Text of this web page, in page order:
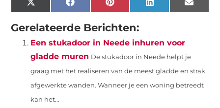
X
(Twitter)
FacebookPinterestLinkedInEmail
Gerelateerde Berichten:
Een stukadoor in Neede inhuren voor
gladde muren De stukadoor in Neede helpt je
graag met het realiseren van de meest gladde en strak
afgewerkte wanden. Wanneer je een woning betreedt
kan het...